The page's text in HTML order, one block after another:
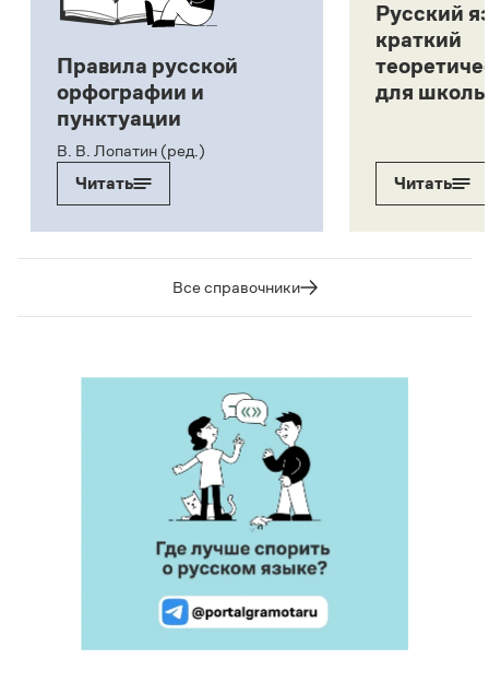
Правила русской
орфографии и
пунктуации
В. В. Лопатин (ред.)
Читать
Русский
краткий
для
Читать
Все справочники